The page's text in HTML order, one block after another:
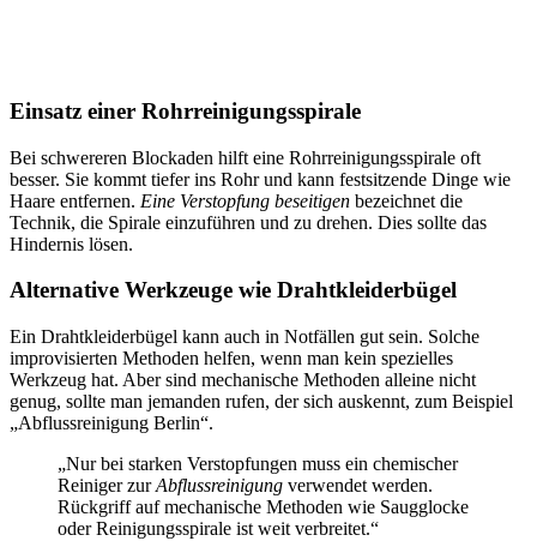
Einsatz einer Rohrreinigungsspirale
Bei schwereren Blockaden hilft eine Rohrreinigungsspirale oft
besser. Sie kommt tiefer ins Rohr und kann festsitzende Dinge wie
Haare entfernen. Eine Verstopfung beseitigen bezeichnet die
Technik, die Spirale einzuführen und zu drehen. Dies sollte das
Hindernis lösen.
Alternative Werkzeuge wie Drahtkleiderbügel
Ein Drahtkleiderbügel kann auch in Notfällen gut sein. Solche
improvisierten Methoden helfen, wenn man kein spezielles
Werkzeug hat. Aber sind mechanische Methoden alleine nicht
genug, sollte man jemanden rufen, der sich auskennt, zum Beispiel
„Abflussreinigung Berlin“.
„Nur bei starken Verstopfungen muss ein chemischer
Reiniger zurAbflussreinigung verwendet werden.
Rückgriff auf mechanische Methoden wie Saugglocke
oder Reinigungsspirale ist weit verbreitet.“